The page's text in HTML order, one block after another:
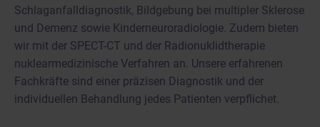
Schlaganfalldiagnostik, Bildgebung bei multipler Sklerose
und Demenz sowie Kinderneuroradiologie. Zudem bieten
wir mit der SPECT-CT und der Radionuklidtherapie
nuklearmedizinische Verfahren an. Unsere erfahrenen
Fachkräfte sind einer präzisen Diagnostik und der
individuellen Behandlung jedes Patienten verpflichet.